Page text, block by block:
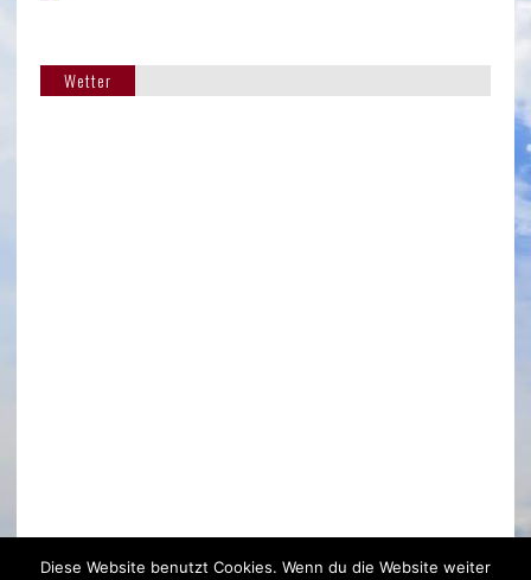
Wetter
Diese Website benutzt Cookies. Wenn du die Website weiter